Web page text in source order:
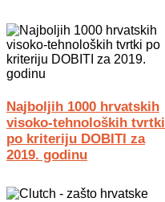
Najboljih 1000 hrvatskih
visoko-tehnoloških tvrtki
po kriteriju DOBITI za
2019. godinu